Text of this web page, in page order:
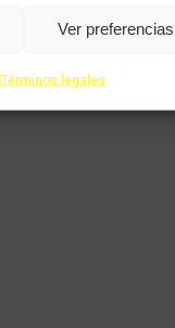
Ver preferencias
Términos legales
Facebook